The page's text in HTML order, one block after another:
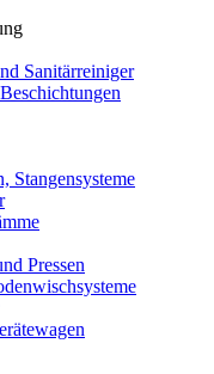
Sanitärreiniger
Stangensysteme
Pressen